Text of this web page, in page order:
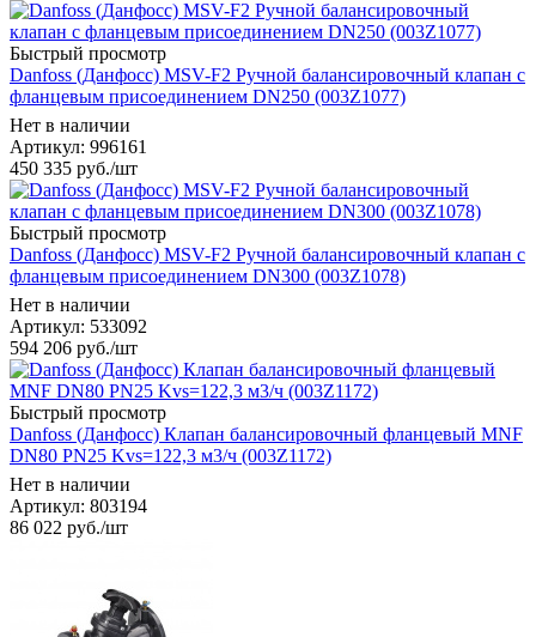
Быстрый просмотр
Danfoss (Данфосс) MSV-F2 Ручной балансировочный клапан с
фланцевым присоединением DN250 (003Z1077)
Нет в наличии
Артикул: 996161
450 335 руб./шт
Быстрый просмотр
Danfoss (Данфосс) MSV-F2 Ручной балансировочный клапан с
фланцевым присоединением DN300 (003Z1078)
Нет в наличии
Артикул: 533092
594 206 руб./шт
Быстрый просмотр
Danfoss (Данфосс) Клапан балансировочный фланцевый MNF
DN80 PN25 Kvs=122,3 м3/ч (003Z1172)
Нет в наличии
Артикул: 803194
86 022 руб./шт